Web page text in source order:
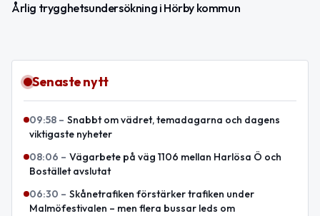
Årlig trygghetsundersökning i Hörby kommun
Senaste nytt
09:58 – Snabbt om vädret, temadagarna och dagens
viktigaste nyheter
08:06 – Vägarbete på väg 1106 mellan Harlösa Ö och
Bostället avslutat
06:30 – Skånetrafiken förstärker trafiken under
Malmöfestivalen – men flera bussar leds om